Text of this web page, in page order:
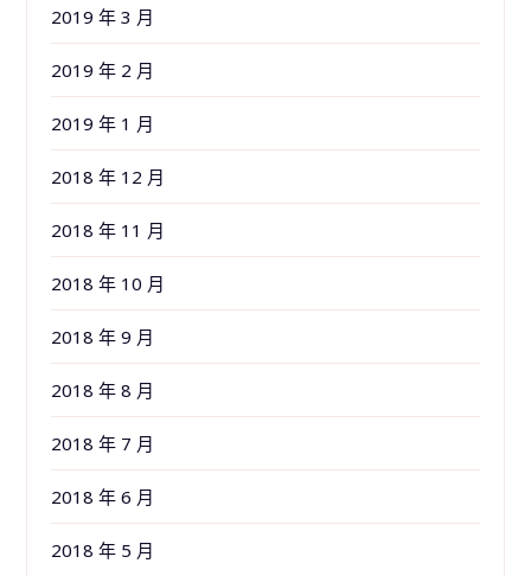
2019 年 3 月
2019 年 2 月
2019 年 1 月
2018 年 12 月
2018 年 11 月
2018 年 10 月
2018 年 9 月
2018 年 8 月
2018 年 7 月
2018 年 6 月
2018 年 5 月